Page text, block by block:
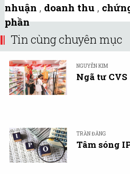
nhuận , doanh thu ,
phần
Tin cùng chuyên mục
NGUYỄN KIM
Ngã tư CVS
TRẦN ĐĂNG
Tâm sóng